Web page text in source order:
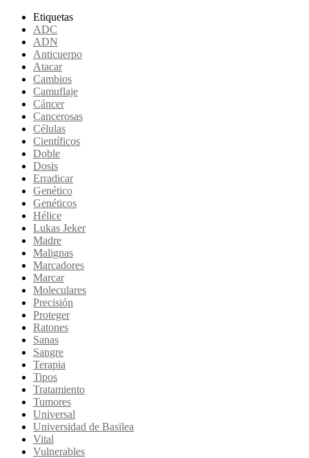
Etiquetas
ADC
ADN
Anticuerpo
Atacar
Cambios
Camuflaje
Cáncer
Cancerosas
Células
Científicos
Doble
Dosis
Erradicar
Genético
Genéticos
Hélice
Lukas Jeker
Madre
Malignas
Marcadores
Marcar
Moleculares
Precisión
Proteger
Ratones
Sanas
Sangre
Terapia
Tipos
Tratamiento
Tumores
Universal
Universidad de Basilea
Vital
Vulnerables